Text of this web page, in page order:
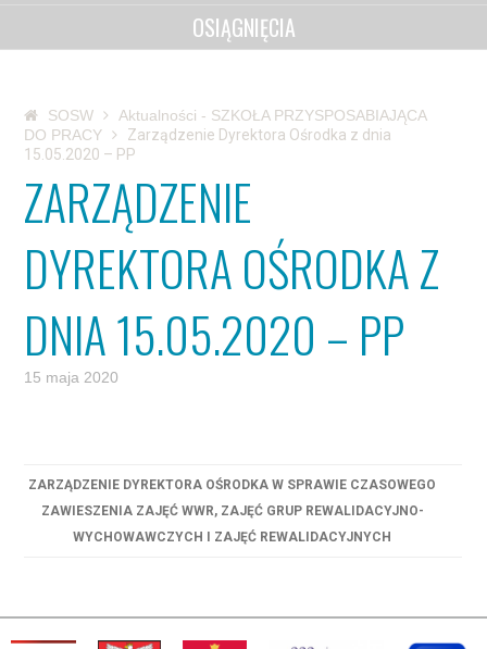
OSIĄGNIĘCIA
SOSW
Aktualności - SZKOŁA PRZYSPOSABIAJĄCA
DO PRACY
Zarządzenie Dyrektora Ośrodka z dnia
15.05.2020 – PP
ZARZĄDZENIE
DYREKTORA OŚRODKA Z
DNIA 15.05.2020 – PP
15 maja 2020
ZARZĄDZENIE DYREKTORA OŚRODKA W SPRAWIE CZASOWEGO
ZAWIESZENIA ZAJĘĆ WWR, ZAJĘĆ GRUP REWALIDACYJNO-
WYCHOWAWCZYCH I ZAJĘĆ REWALIDACYJNYCH